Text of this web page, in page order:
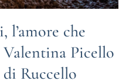
l’amore che
Valentina Picello
Ruccello